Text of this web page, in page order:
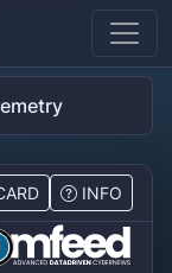
INFO